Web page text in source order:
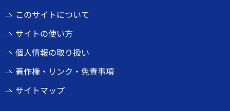
このサイトについて
サイトの使い方
個人情報の取り扱い
著作権・リンク・免責事項
サイトマップ